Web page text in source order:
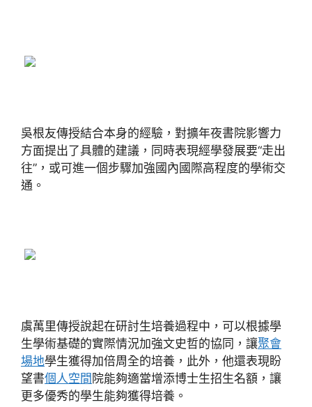
吳根友傳授結合本身的經驗，對擴年夜書院影響力
方面提出了具體的建議，同時表現經學發展要“走出
往”，或可進一個步驟加強國內國際高程度的學術交
通。
虞萬里傳授說起在研討生培養過程中，可以根據學
生學術基礎的實際情況加強文史哲的協同，讓聚會
場地學生獲得加倍周全的培養，此外，他還表現盼
望書個人空間 院能夠適當增添博士生招生名額，讓
更多優秀的學生能夠獲得培養。